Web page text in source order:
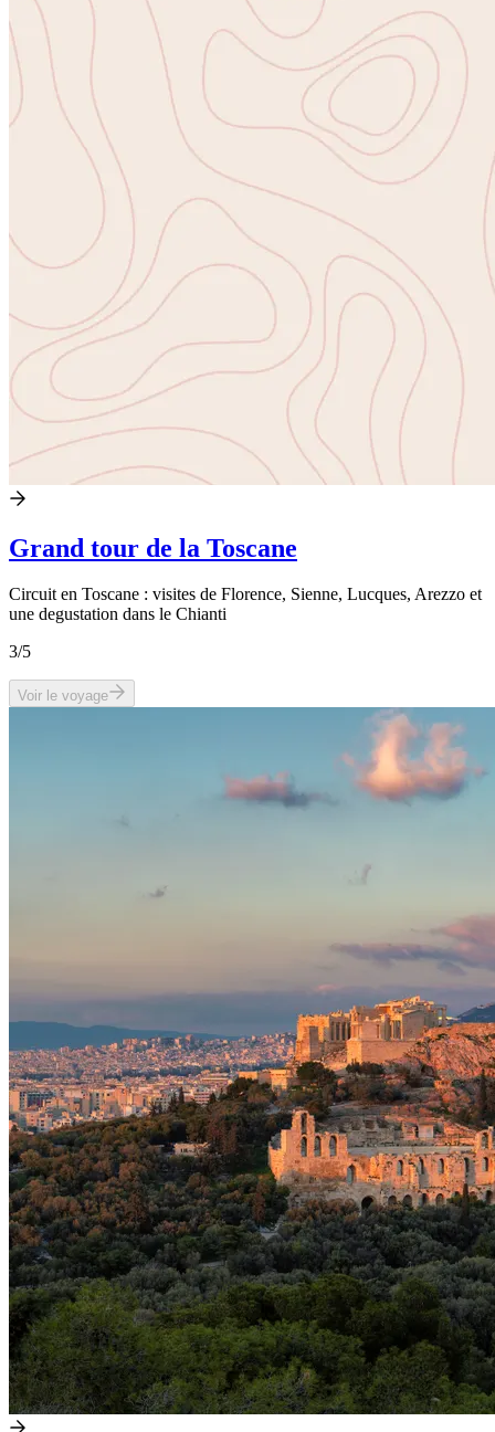
Grand tour de la Toscane
Circuit en Toscane : visites de Florence, Sienne, Lucques, Arezzo et
une degustation dans le Chianti
3/5
Voir le voyage